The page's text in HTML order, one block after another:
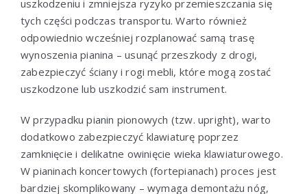
uszkodzeniu i zmniejsza ryzyko przemieszczania się
tych części podczas transportu. Warto również
odpowiednio wcześniej rozplanować samą trasę
wynoszenia pianina – usunąć przeszkody z drogi,
zabezpieczyć ściany i rogi mebli, które mogą zostać
uszkodzone lub uszkodzić sam instrument.
W przypadku pianin pionowych (tzw. upright), warto
dodatkowo zabezpieczyć klawiaturę poprzez
zamknięcie i delikatne owinięcie wieka klawiaturowego.
W pianinach koncertowych (fortepianach) proces jest
bardziej skomplikowany – wymaga demontażu nóg,